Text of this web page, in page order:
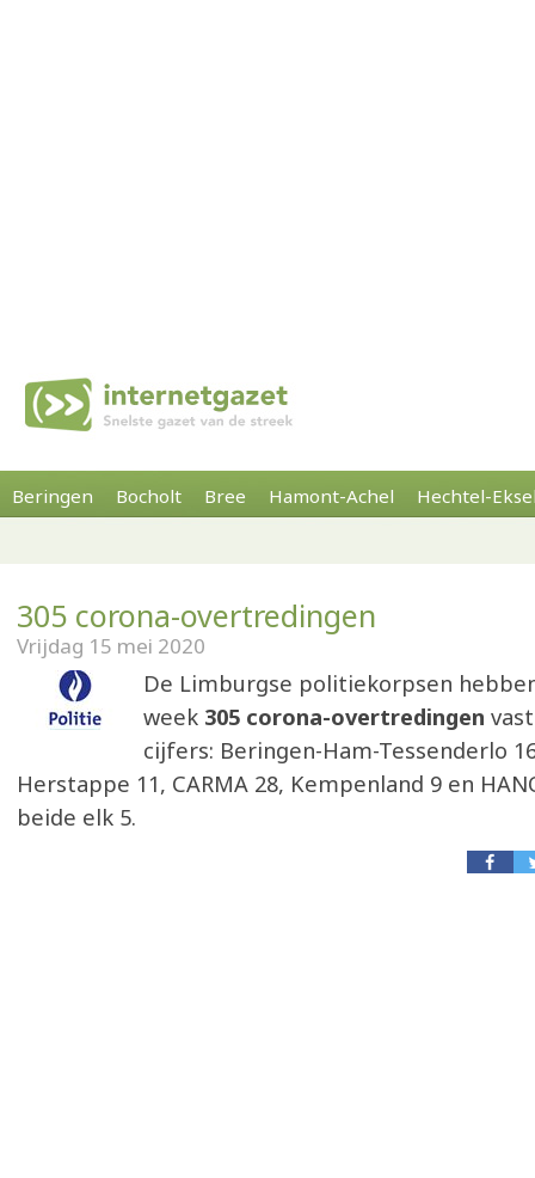
Beringen Bocholt Bree Hamont-Achel Hechtel-
305 corona-overtredingen
Vrijdag 15 mei 2020
De Limburgse politiekorpsen
week 305 corona-overtredingen
cijfers: Beringen-Ham-Tessenderlo
Herstappe 11, CARMA 28, Kempenland 9 en
beide elk 5.